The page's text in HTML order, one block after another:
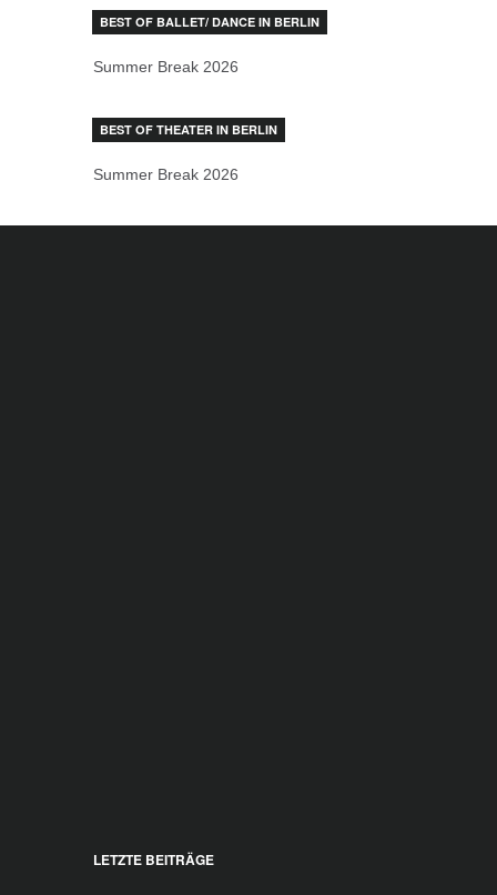
BEST OF BALLET/ DANCE IN BERLIN
Summer Break 2026
BEST OF THEATER IN BERLIN
Summer Break 2026
LETZTE BEITRÄGE